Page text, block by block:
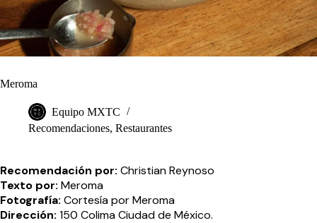
Meroma
Equipo MXTC
Recomendaciones, Restaurantes
Recomendación por: Christian Reynoso
Texto por: Meroma
Fotografía: Cortesía por Meroma
Dirección: 150 Colima Ciudad de México.